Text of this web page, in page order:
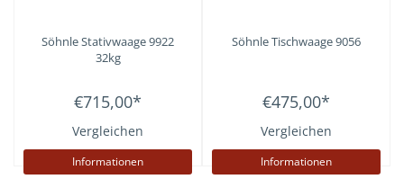
Söhnle Stativwaage 9922
32kg
€715,00*
Vergleichen
Informationen
Söhnle Tischwaage 9056
€475,00*
Vergleichen
Informationen